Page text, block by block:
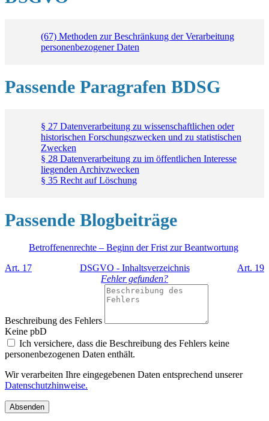
(67) Methoden zur Beschränkung der Verarbeitung
personenbezogener Daten
Passende Paragrafen BDSG
§ 27 Datenverarbeitung zu wissenschaftlichen oder
historischen Forschungszwecken und zu statistischen
Zwecken
§ 28 Datenverarbeitung zu im öffentlichen Interesse
liegenden Archivzwecken
§ 35 Recht auf Löschung
Passende Blogbeiträge
Betroffenenrechte – Beginn der Frist zur Beantwortung
Art. 17
DSGVO - Inhaltsverzeichnis
Art. 19
Fehler gefunden?
Beschreibung des Fehlers
Keine pbD
Ich versichere, dass die Beschreibung des Fehlers keine
personenbezogenen Daten enthält.
Wir verarbeiten Ihre eingegebenen Daten entsprechend unserer
Datenschutzhinweise.
Absenden